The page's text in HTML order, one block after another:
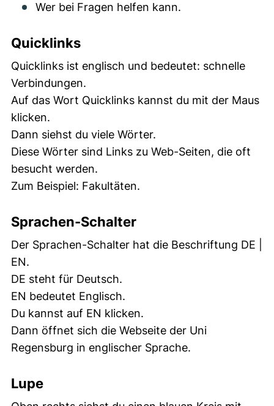
Wer bei Fragen helfen kann.
Quicklinks
Quicklinks ist englisch und bedeutet: schnelle
Verbindungen.
Auf das Wort Quicklinks kannst du mit der Maus
klicken.
Dann siehst du viele Wörter.
Diese Wörter sind Links zu Web-Seiten, die oft
besucht werden.
Zum Beispiel: Fakultäten.
Sprachen-Schalter
Der Sprachen-Schalter hat die Beschriftung DE |
EN.
DE steht für Deutsch.
EN bedeutet Englisch.
Du kannst auf EN klicken.
Dann öffnet sich die Webseite der Uni
Regensburg in englischer Sprache.
Lupe